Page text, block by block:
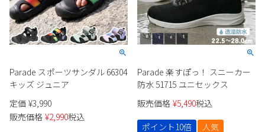
Parade スポーツサンダル 66304
キッズ ジュニア
定価 ¥3,990
販売価格 ¥2,990税込
Parade 楽すぽっ！ スニーカー
防水 51715 ユニセックス
販売価格 ¥5,490税込
ポイント10倍
人気